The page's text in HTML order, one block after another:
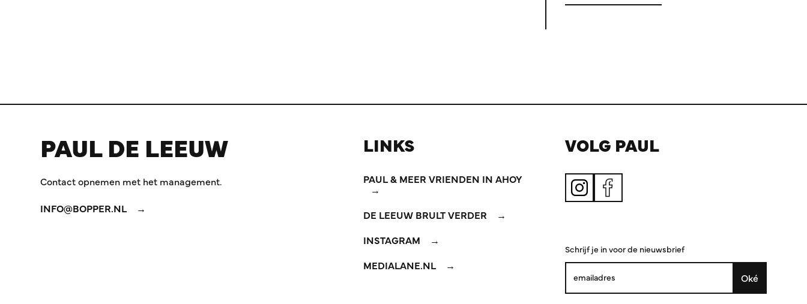
PAUL DE LEEUW
Contact opnemen met het management.
INFO@BOPPER.NL
LINKS
PAUL & MEER VRIENDEN IN AHOY
DE LEEUW BRULT VERDER
INSTAGRAM
MEDIALANE.NL
VOLG PAUL
Schrijf je in voor de nieuwsbrief
Oké